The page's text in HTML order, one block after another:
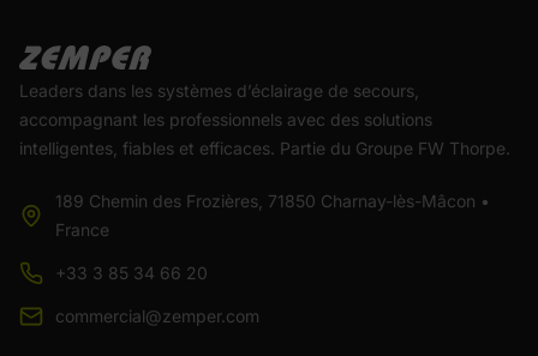
Leaders dans les systèmes d’éclairage de secours,
accompagnant les professionnels avec des solutions
intelligentes, fiables et efficaces. Partie du Groupe FW Thorpe.
189 Chemin des Frozières, 71850 Charnay-lès-Mâcon •
France
+33 3 85 34 66 20
commercial@zemper.com